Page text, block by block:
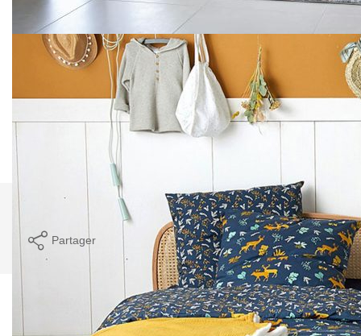
disponibles sur le secteur ouest de l'Eurométropole ! ***
Renseignez vous vite
N'hésitez pas à nous contacter directement au 03 90 24 62
85 ou par email agence@fortissimmo.fr
**Honoraires à la charge du vendeur
Nos honoraires
Imprimer
Partager Calculer mon budget
Caractéristiques détaillées